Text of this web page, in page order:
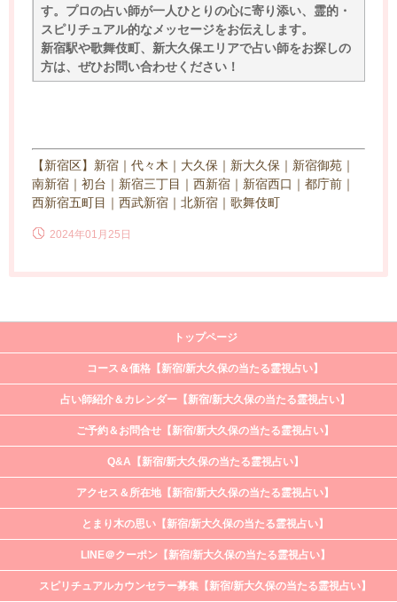
す。プロの占い師が一人ひとりの心に寄り添い、霊的・
スピリチュアル的なメッセージをお伝えします。
新宿駅や歌舞伎町、新大久保エリアで占い師をお探しの
方は、ぜひお問い合わせください！
【新宿区】新宿｜代々木｜大久保｜新大久保｜新宿御苑｜
南新宿｜初台｜新宿三丁目｜西新宿｜新宿西口｜都庁前｜
西新宿五町目｜西武新宿｜北新宿｜歌舞伎町
2024年01月25日
トップページ
コース＆価格【新宿/新大久保の当たる霊視占い】
占い師紹介＆カレンダー【新宿/新大久保の当たる霊視占い】
ご予約＆お問合せ【新宿/新大久保の当たる霊視占い】
Q&A【新宿/新大久保の当たる霊視占い】
アクセス＆所在地【新宿/新大久保の当たる霊視占い】
とまり木の思い【新宿/新大久保の当たる霊視占い】
LINE＠クーポン【新宿/新大久保の当たる霊視占い】
スピリチュアルカウンセラー募集【新宿/新大久保の当たる霊視占い】